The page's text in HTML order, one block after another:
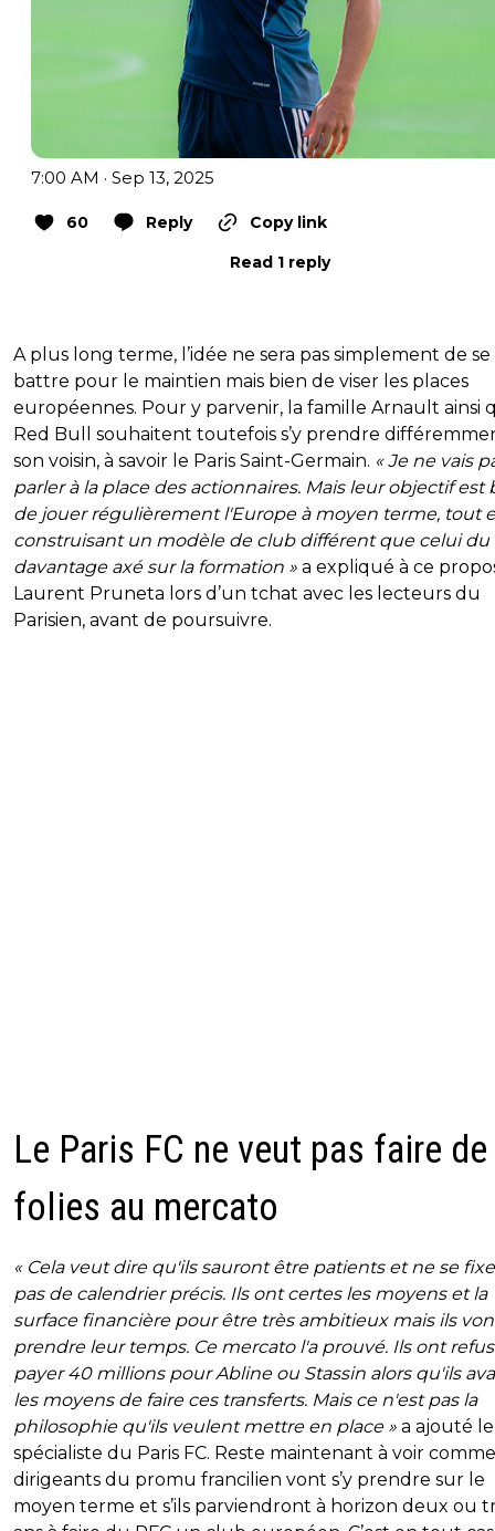
7:00 AM · Sep 13, 2025
60 Reply
Copy link
Read 1 reply
A plus long terme, l’idée ne sera pas simplement de se
battre pour le maintien mais bien de viser les places
européennes. Pour y parvenir, la famille Arnault ainsi
Red Bull souhaitent toutefois s’y prendre
son voisin, à savoir le Paris Saint-Germain. « Je ne vais
parler à la place des actionnaires. Mais leur objectif est
de jouer régulièrement l'Europe à moyen terme, tout
construisant un modèle de club différent que celui du
davantage axé sur la formation » a expliqué à ce
Laurent Pruneta lors d’un tchat avec les lecteurs du
Parisien, avant de poursuivre.
Le Paris FC ne veut pas faire de
folies au mercato
« Cela veut dire qu'ils sauront être patients et ne se
pas de calendrier précis. Ils ont certes les moyens et la
surface financière pour être très ambitieux mais ils
prendre leur temps. Ce mercato l'a prouvé. Ils ont
payer 40 millions pour Abline ou Stassin alors qu'ils
les moyens de faire ces transferts. Mais ce n'est pas la
philosophie qu'ils veulent mettre en place » a ajouté le
spécialiste du Paris FC. Reste maintenant à voir
dirigeants du promu francilien vont s’y prendre sur le
moyen terme et s’ils parviendront à horizon deux ou